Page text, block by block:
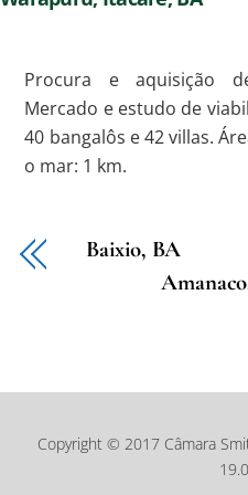
Procura e aquisição
Mercado e estudo de
40 bangalôs e 42 villas.
o mar: 1 km.
Baixio, BA
Copyright © 2017 Câmara